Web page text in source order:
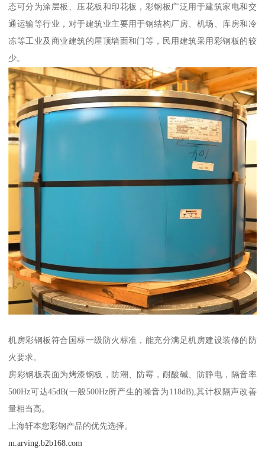
态可分为涂层板、压花板和印花板，彩钢板广泛用于建筑家电和交
通运输等行业，对于建筑业主要用于钢结构厂房、机场、库房和冷
冻等工业及商业建筑的屋顶墙面和门等，民用建筑采用彩钢板的较
少。
机房彩钢板符合国标一级防火标准，能充分满足机房建设装修的防
火要求。
房彩钢板表面为烤漆钢板，防潮、防霉，耐酸碱、防静电，隔音率
500Hz可达45dB(一般500Hz所产生的噪音为118dB),其计权隔声改善
量相当高。
上海轩本您彩钢产品的优先选择。
m.arving.b2b168.com